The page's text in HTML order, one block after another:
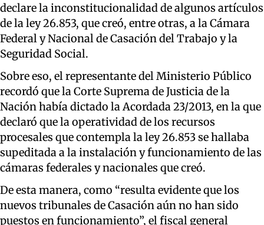
declare la inconstitucionalidad de algunos artículos
de la ley 26.853, que creó, entre otras, a la Cámara
Federal y Nacional de Casación del Trabajo y la
Seguridad Social.
Sobre eso, el representante del Ministerio Público
recordó que la Corte Suprema de Justicia de la
Nación había dictado la Acordada 23/2013, en la que
declaró que la operatividad de los recursos
procesales que contempla la ley 26.853 se hallaba
supeditada a la instalación y funcionamiento de las
cámaras federales y nacionales que creó.
De esta manera, como “resulta evidente que los
nuevos tribunales de Casación aún no han sido
puestos en funcionamiento”, el fiscal general